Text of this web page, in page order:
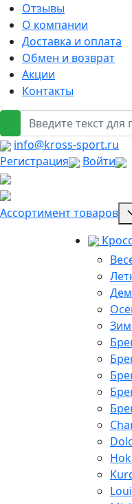
Отзывы
О компании
Доставка и оплата
Обмен и возврат
Акции
Контакты
info@kross-sport.ru
Регистрация
Войти
Ассортимент товаров